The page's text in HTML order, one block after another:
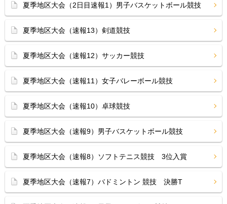
夏季地区大会（2日目速報1）男子バスケットボール競技
夏季地区大会（速報13）剣道競技
夏季地区大会（速報12）サッカー競技
夏季地区大会（速報11）女子バレーボール競技
夏季地区大会（速報10）卓球競技
夏季地区大会（速報9）男子バスケットボール競技
夏季地区大会（速報8）ソフトテニス競技 3位入賞
夏季地区大会（速報7）バドミントン 競技 決勝T